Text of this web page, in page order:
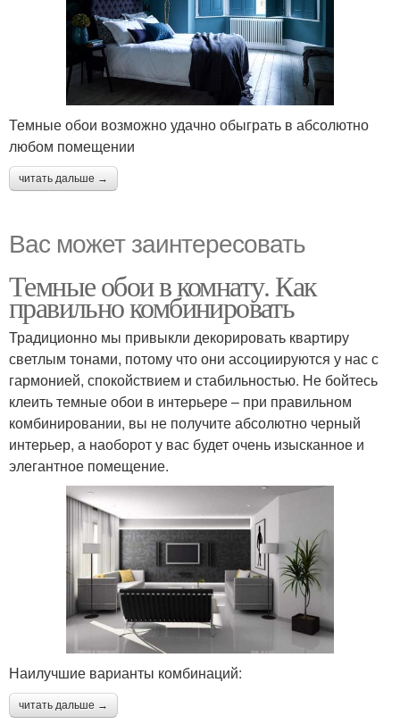
Темные обои возможно удачно обыграть в абсолютно
любом помещении
читать дальше →
Вас может заинтересовать
Темные обои в комнату. Как
правильно комбинировать
Традиционно мы привыкли декорировать квартиру
светлым тонами, потому что они ассоциируются у нас с
гармонией, спокойствием и стабильностью. Не бойтесь
клеить темные обои в интерьере – при правильном
комбинировании, вы не получите абсолютно черный
интерьер, а наоборот у вас будет очень изысканное и
элегантное помещение.
Наилучшие варианты комбинаций:
читать дальше →